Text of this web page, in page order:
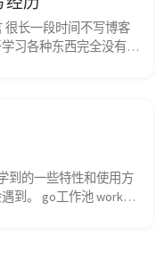
很长一段时间不写博客
习各种东西完全没有自
三是发现go有很多现
...
到的一些特性和使用方
到。 go工作池 worker